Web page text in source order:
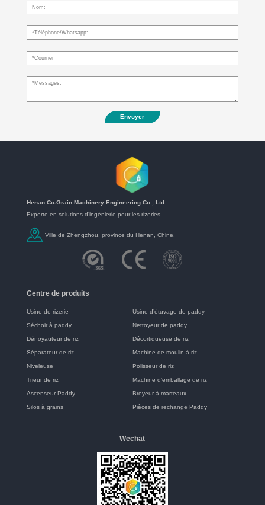
Envoyer
Henan Co-Grain Machinery Engineering Co., Ltd.
Experte en solutions d’ingénierie pour les rizeries
Ville de Zhengzhou, province du Henan, Chine.
Centre de produits
Usine de rizerie Usine d’étuvage de paddy
Séchoir à paddy Nettoyeur de paddy
Dénoyauteur de riz Décortiqueuse de riz
Séparateur de riz Machine de moulin à riz
Niveleuse Polisseur de riz
Trieur de riz Machine d’emballage de riz
Ascenseur Paddy Broyeur à marteaux
Silos à grains Pièces de rechange Paddy
Wechat